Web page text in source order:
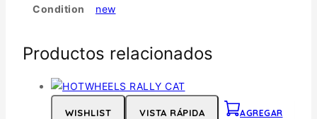
Condition new
Productos relacionados
WISHLIST VISTA RÁPIDA AGREGAR